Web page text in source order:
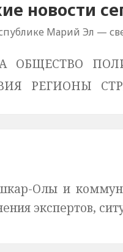
новости
Марий Эл —
ОБЩЕСТВО
РЕГИОНЫ
Олы и
экспертов,